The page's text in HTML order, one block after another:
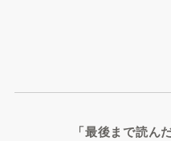
「最後まで読ん